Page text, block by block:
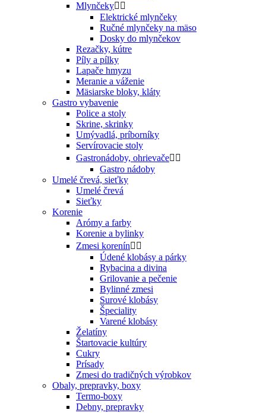
Mlynčeky 
Elektrické mlynčeky
Ručné mlynčeky na mäso
Dosky do mlynčekov
Rezačky, kútre
Píly a pílky
Lapače hmyzu
Meranie a váženie
Mäsiarske bloky, kláty
Gastro vybavenie
Police a stoly
Skrine, skrinky
Umývadlá, príborníky
Servírovacie stoly
Gastronádoby, ohrievače 
Gastro nádoby
Umelé črevá, sieťky
Umelé črevá
Sieťky
Korenie
Arómy a farby
Korenie a bylinky
Zmesi korenín 
Údené klobásy a párky
Rybacina a divina
Grilovanie a pečenie
Bylinné zmesi
Surové klobásy
Špeciality
Varené klobásy
Želatíny
Štartovacie kultúry
Cukry
Prísady
Zmesi do tradičných výrobkov
Obaly, prepravky, boxy
Termo-boxy
Debny, prepravky